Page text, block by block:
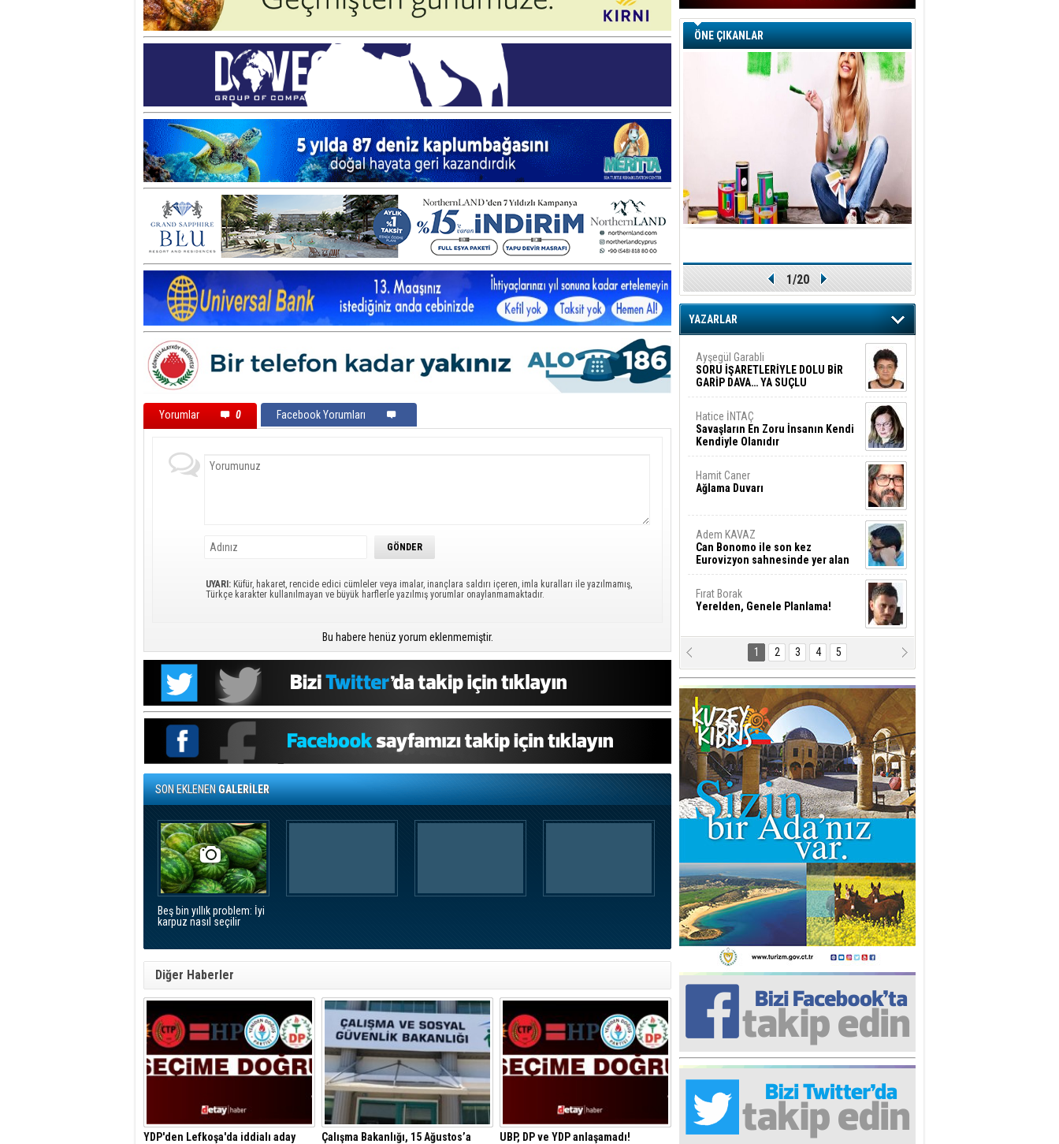
Yorumlar 0 Facebook Yorumları
UYARI: Küfür, hakaret, rencide edici cümleler veya imalar, inançlara saldırı içeren, imla kuralları ile yazılmamış,
Türkçe karakter kullanılmayan ve büyük harflerle yazılmış yorumlar onaylanmamaktadır.
Bu habere henüz yorum eklenmemiştir.
SON EKLENENGALERİLER
Beş bin yıllık problem: İyi
karpuz nasıl seçilir
Diğer Haberler
YDP'den Lefkoşa'da iddialı aday
Çalışma Bakanlığı, 15 Ağustos’a
UBP, DP ve YDP anlaşamadı!
ÖNE ÇIKANLAR
1/20
YAZARLAR
Ayşegül Garabli
SORU İŞARETLERİYLE DOLU BİR
GARİP DAVA… YA SUÇLU
DEĞİLSE???
Hatice İNTAÇ
Savaşların En Zoru İnsanın Kendi
Kendiyle Olanıdır
Hamit Caner
Ağlama Duvarı
Adem KAVAZ
Can Bonomo ile son kez
Eurovizyon sahnesinde yer alan
Türkiye 10 yıl aradan sonra
Fırat Borak
Yerelden, Genele Planlama!
Erkut YILMABAŞAR
Bayrak tartışmaları ve ihalesiz
işler!
Arif Alasya
2015 SONRASI VE AKINCI.
Fatma Baysal
SURLAR İÇİ’NDE KOLAYDIR ÖLMEK
Ediz TUNCEL
Göz göre göre…
Taner ULUTAŞ
İnşallah St. Lois ile Hakkaido
Adası gibi olmayız !...
Ali KİŞMİR
FIRSAT VE KORKU
Turgut ÇALICI
İki Lakırdı da benden!
Yrd. Doç. Ercan HOŞKARA
Yatırım Yapmazsan Var Olamazsın:
Hedefteki Kurum Kıb-Tek
Rana Sarro
Başıma gelen skandal olayı
1 2 3 4 5